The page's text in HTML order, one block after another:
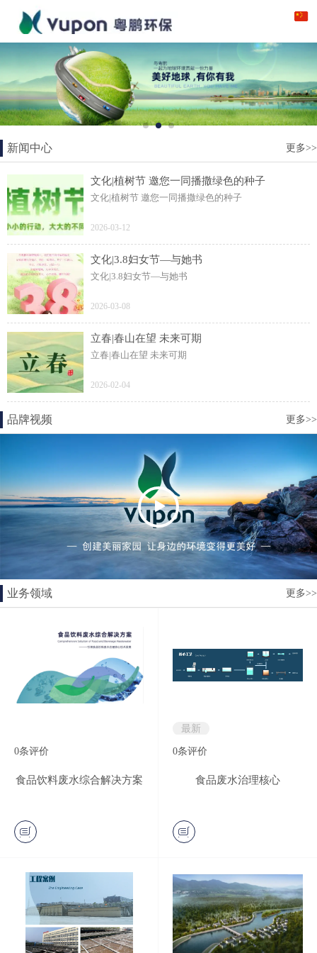
新闻中心 更多>>
文化|植树节 邀您一同播撒绿色的种子
文化|植树节 邀您一同播撒绿色的种子
2026-03-12
文化|3.8妇女节—与她书
文化|3.8妇女节—与她书
2026-03-08
立春|春山在望 未来可期
立春|春山在望 未来可期
2026-02-04
品牌视频 更多>>
业务领域 更多>>
0条评价
食品饮料废水综合解决方案
最新
0条评价
食品废水治理核心